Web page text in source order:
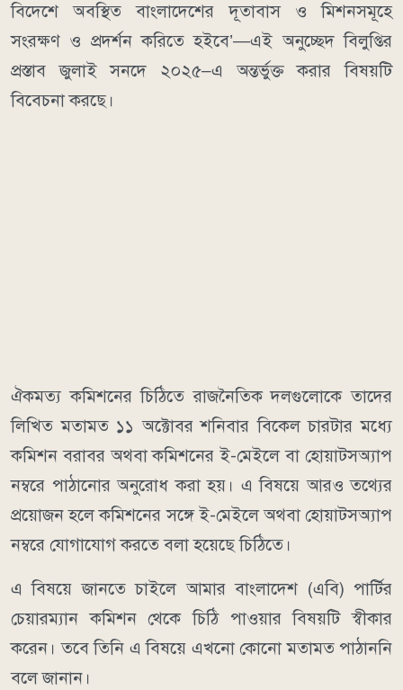
বিদেশে অবস্থিত বাংলাদেশের দূতাবাস ও মিশনসমূহে
সংরক্ষণ ও প্রদর্শন করিতে হইবে’—এই অনুচ্ছেদ বিলুপ্তির
প্রস্তাব জুলাই সনদে ২০২৫–এ অন্তর্ভুক্ত করার বিষয়টি
বিবেচনা করছে।
ঐকমত্য কমিশনের চিঠিতে রাজনৈতিক দলগুলোকে তাদের
লিখিত মতামত ১১ অক্টোবর শনিবার বিকেল চারটার মধ্যে
কমিশন বরাবর অথবা কমিশনের ই-মেইলে বা হোয়াটসঅ্যাপ
নম্বরে পাঠানোর অনুরোধ করা হয়। এ বিষয়ে আরও তথ্যের
প্রয়োজন হলে কমিশনের সঙ্গে ই-মেইলে অথবা হোয়াটসঅ্যাপ
নম্বরে যোগাযোগ করতে বলা হয়েছে চিঠিতে।
এ বিষয়ে জানতে চাইলে আমার বাংলাদেশ (এবি) পার্টির
চেয়ারম্যান কমিশন থেকে চিঠি পাওয়ার বিষয়টি স্বীকার
করেন। তবে তিনি এ বিষয়ে এখনো কোনো মতামত পাঠাননি
বলে জানান।